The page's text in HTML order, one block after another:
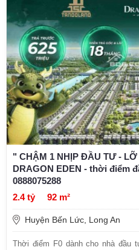
" CHẬM 1 NHỊP ĐẦU TƯ -
DRAGON EDEN - thời điểm
0888075288
2.4 tỷ
92 m²
Huyện Bến Lức, Long An
Thời điểm F0 dành cho nhà đầu